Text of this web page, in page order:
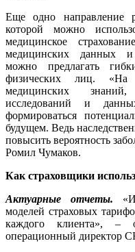
Еще одно направление
которой можно
медицинское
медицинских данных и
можно предлагать
физических лиц. «На
медицинских знаний,
исследований и
формироваться
будущем. Ведь
повысить вероятность
Ромил Чумаков.
Как страховщики
Актуарные отчеты.
моделей страховых
каждого клиента», –
операционный директор